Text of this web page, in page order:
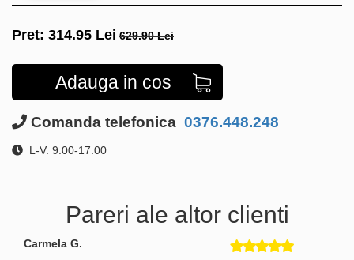
Pret: 314.95 Lei 629.90 Lei
Adauga in cos
Comanda telefonica 0376.448.248
L-V: 9:00-17:00
Pareri ale altor clienti
Carmela G.